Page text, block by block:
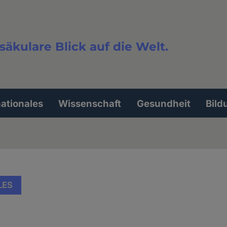
Blick auf die Welt.
Wissenschaft Gesundheit